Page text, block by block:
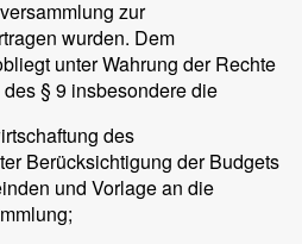
zur
wurden. Dem
unter Wahrung der Rechte
§ 9 insbesondere die
des
Berücksichtigung der Budgets
und Vorlage an die